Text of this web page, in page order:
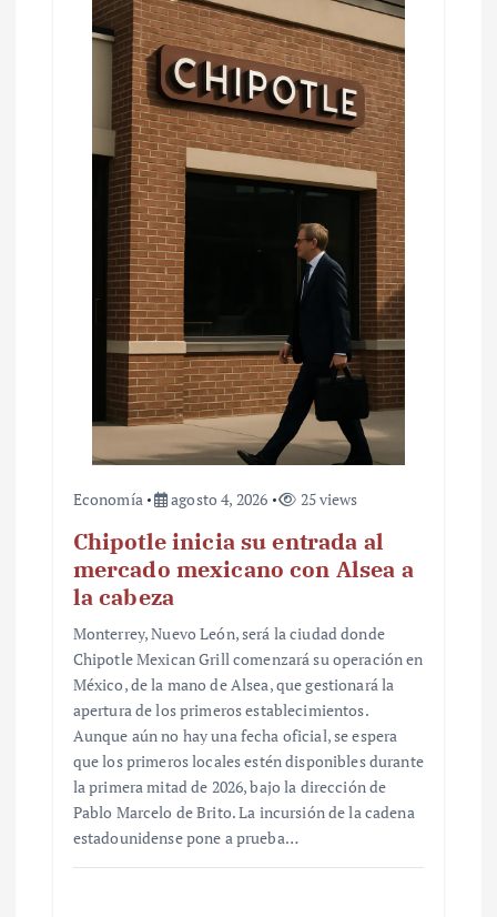
Economía agosto 4, 2026 25 views
Chipotle inicia su entrada al
mercado mexicano con Alsea a
la cabeza
Monterrey, Nuevo León, será la ciudad donde
Chipotle Mexican Grill comenzará su operación en
México, de la mano de Alsea, que gestionará la
apertura de los primeros establecimientos.
Aunque aún no hay una fecha oficial, se espera
que los primeros locales estén disponibles durante
la primera mitad de 2026, bajo la dirección de
Pablo Marcelo de Brito. La incursión de la cadena
estadounidense pone a prueba…